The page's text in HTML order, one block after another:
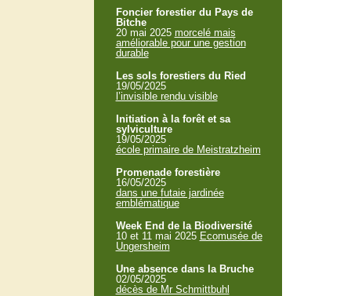
Foncier forestier du Pays de
Bitche
20 mai 2025 morcelé mais
améliorable pour une gestion
durable
Les sols forestiers du Ried
19/05/2025
l’invisible rendu visible
Initiation à la forêt et sa
sylviculture
19/05/2025
école primaire de Meistratzheim
Promenade forestière
16/05/2025
dans une futaie jardinée
emblématique
Week End de la Biodiversité
10 et 11 mai 2025 Ecomusée de
Ungersheim
Une absence dans la Bruche
02/05/2025
décès de Mr Schmittbuhl